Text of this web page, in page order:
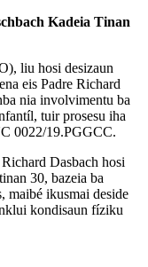
Kadeia Tinan
liu hosi desizaun
eis Padre Richard
nia involvimentu ba
tuir prosesu iha
0022/19.PGGCC.
Dasbach hosi
30, bazeia ba
maibé ikusmai deside
kondisaun fíziku